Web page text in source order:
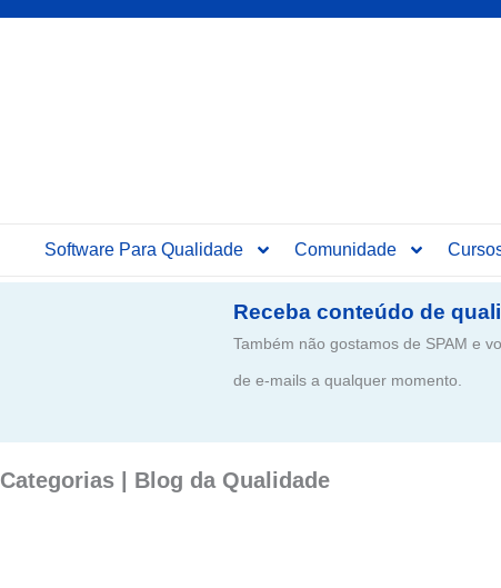
Software Para Qualidade Comunidade
Receba conteúdo de
Também não gostamos de SPAM e
de e-mails a qualquer momento.
Categorias | Blog da Qualidade